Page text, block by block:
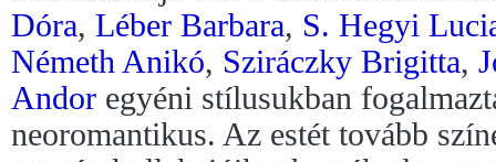
Dóra, Léber Barbara, S. Hegyi
Németh Anikó, Sziráczky Brigitta,
Andor egyéni stílusukban
neoromantikus. Az estét tovább